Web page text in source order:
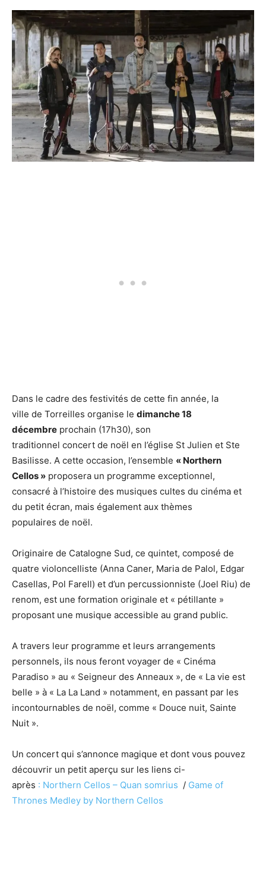
Dans le cadre des festivités de cette fin année, la
ville de Torreilles organise le dimanche 18
décembre prochain (17h30), son
traditionnel concert de noël en l’église St Julien et Ste
Basilisse. A cette occasion, l’ensemble « Northern
Cellos » proposera un programme exceptionnel,
consacré à l’histoire des musiques cultes du cinéma et
du petit écran, mais également aux thèmes
populaires de noël.
Originaire de Catalogne Sud, ce quintet, composé de
quatre violoncelliste (Anna Caner, Maria de Palol, Edgar
Casellas, Pol Farell) et d’un percussionniste (Joel Riu) de
renom, est une formation originale et « pétillante »
proposant une musique accessible au grand public.
A travers leur programme et leurs arrangements
personnels, ils nous feront voyager de « Cinéma
Paradiso » au « Seigneur des Anneaux », de « La vie est
belle » à « La La Land » notamment, en passant par les
incontournables de noël, comme « Douce nuit, Sainte
Nuit ».
Un concert qui s’annonce magique et dont vous pouvez
découvrir un petit aperçu sur les liens ci-
après : Northern Cellos – Quan somrius / Game of
Thrones Medley by Northern Cellos